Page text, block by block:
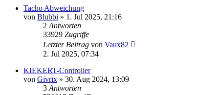
Tacho Abweichung
von Blubbi » 1. Jul 2025, 21:16
2 Antworten
33929 Zugriffe
Letzter Beitrag von Vaux82
2. Jul 2025, 07:34
KIEKERT-Controller
von Givrix » 30. Aug 2024, 13:09
3 Antworten